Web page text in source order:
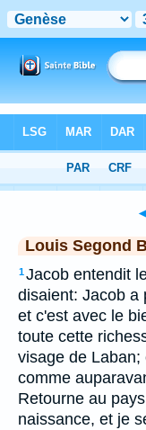
> Genèse 31
Louis Segond
1Jacob entendit
disaient: Jacob a
et c'est avec le
toute cette
visage de Laban;
comme
Retourne au
naissance, et je